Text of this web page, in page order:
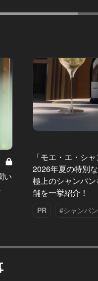
い
「モエ・エ・シ
2026年夏の特別
極上のシャンパ
舗を一挙紹介！
PR #シャンパン